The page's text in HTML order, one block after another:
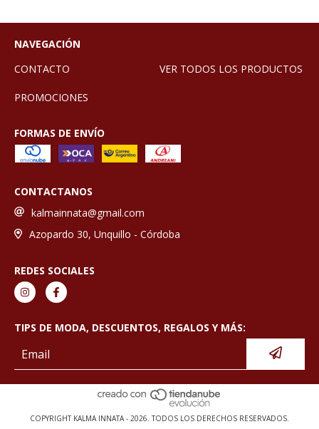
NAVEGACIÓN
CONTACTO
VER TODOS LOS PRODUCTOS
PROMOCIONES
FORMAS DE ENVÍO
CONTACTANOS
kalmainnata@gmail.com
Azopardo 30, Unquillo - Córdoba
REDES SOCIALES
TIPS DE MODA, DESCUENTOS, REGALOS Y MÁS:
COPYRIGHT KALMA INNATA - 2026. TODOS LOS DERECHOS RESERVADOS.